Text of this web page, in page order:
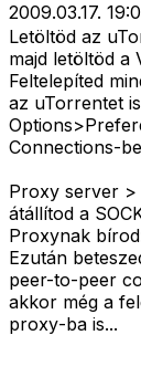
2009.03.17.
Letöltöd az
majd letöltöd a
Feltelepíted
az uTorrentet
Connections-
Proxy server >
átállítod a
Proxynak
Ezután
peer-to-peer
akkor még a
proxy-ba is...